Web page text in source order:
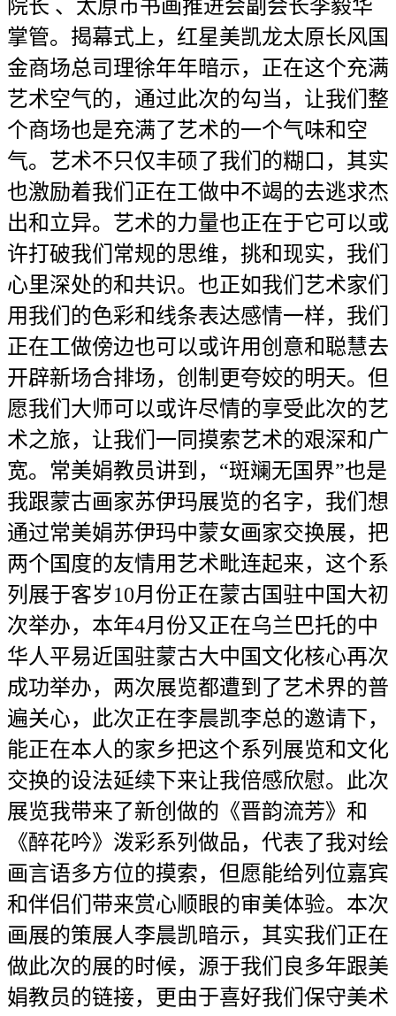
院长 、太原市书画推进会副会长李毅华
掌管。揭幕式上，红星美凯龙太原长风国
金商场总司理徐年年暗示，正在这个充满
艺术空气的，通过此次的勾当，让我们整
个商场也是充满了艺术的一个气味和空
气。艺术不只仅丰硕了我们的糊口，其实
也激励着我们正在工做中不竭的去逃求杰
出和立异。艺术的力量也正在于它可以或
许打破我们常规的思维，挑和现实，我们
心里深处的和共识。也正如我们艺术家们
用我们的色彩和线条表达感情一样，我们
正在工做傍边也可以或许用创意和聪慧去
开辟新场合排场，创制更夸姣的明天。但
愿我们大师可以或许尽情的享受此次的艺
术之旅，让我们一同摸索艺术的艰深和广
宽。常美娟教员讲到，“斑斓无国界”也是
我跟蒙古画家苏伊玛展览的名字，我们想
通过常美娟苏伊玛中蒙女画家交换展，把
两个国度的友情用艺术毗连起来，这个系
列展于客岁10月份正在蒙古国驻中国大初
次举办，本年4月份又正在乌兰巴托的中
华人平易近国驻蒙古大中国文化核心再次
成功举办，两次展览都遭到了艺术界的普
遍关心，此次正在李晨凯李总的邀请下，
能正在本人的家乡把这个系列展览和文化
交换的设法延续下来让我倍感欣慰。此次
展览我带来了新创做的《晋韵流芳》和
《醉花吟》泼彩系列做品，代表了我对绘
画言语多方位的摸索，但愿能给列位嘉宾
和伴侣们带来赏心顺眼的审美体验。本次
画展的策展人李晨凯暗示，其实我们正在
做此次的展的时候，源于我们良多年跟美
娟教员的链接，更由于喜好我们保守美术